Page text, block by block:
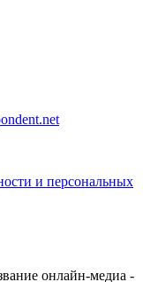
и персональных
онлайн-медиа -